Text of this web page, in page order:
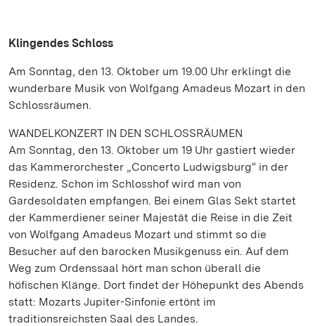
Klingendes Schloss
Am Sonntag, den 13. Oktober um 19.00 Uhr erklingt die
wunderbare Musik von Wolfgang Amadeus Mozart in den
Schlossräumen.
WANDELKONZERT IN DEN SCHLOSSRÄUMEN
Am Sonntag, den 13. Oktober um 19 Uhr gastiert wieder
das Kammerorchester „Concerto Ludwigsburg“ in der
Residenz. Schon im Schlosshof wird man von
Gardesoldaten empfangen. Bei einem Glas Sekt startet
der Kammerdiener seiner Majestät die Reise in die Zeit
von Wolfgang Amadeus Mozart und stimmt so die
Besucher auf den barocken Musikgenuss ein. Auf dem
Weg zum Ordenssaal hört man schon überall die
höfischen Klänge. Dort findet der Höhepunkt des Abends
statt: Mozarts Jupiter-Sinfonie ertönt im
traditionsreichsten Saal des Landes.